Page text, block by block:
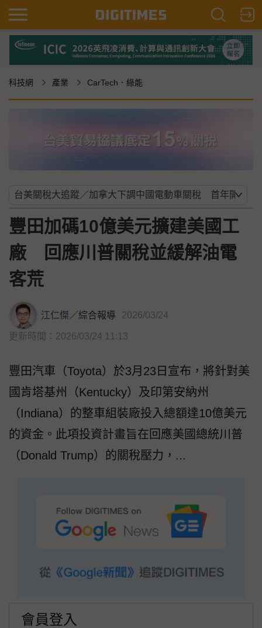
科技網 產業 CarTech．綠能
豐田加碼10億美元擴建美國工
廠 回應川普關稅並緩解油電
客荒
江仁傑 ／綜合報導 2026/03/24
更新時間：2026/03/24 11:13
豐田汽車（Toyota）於3月23日宣布，將針對美
國肯塔基州（Kentucky）及印第安納州
（Indiana）的整車組裝廠投入總額達10億美元
的資金。此項投資計畫旨在回應美國總統川普
（Donald Trump）的關稅壓力，...
會員登入